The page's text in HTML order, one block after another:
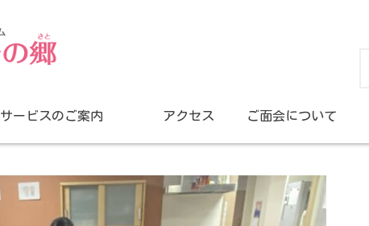
サービスのご案内 アクセス ご面会について